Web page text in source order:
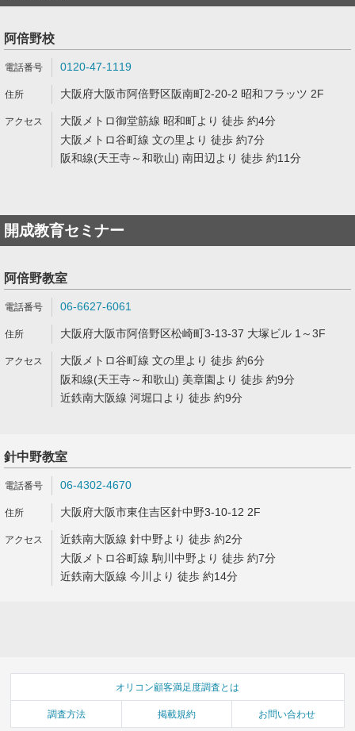
阿倍野校
0120-47-1119
大阪府大阪市阿倍野区阪南町2-20-2 昭和フラッツ 2F
大阪メトロ御堂筋線 昭和町より 徒歩 約4分
大阪メトロ谷町線 文の里より 徒歩 約7分
阪和線(天王寺～和歌山) 南田辺より 徒歩 約11分
開成教育セミナー
阿倍野教室
06-6627-6061
大阪府大阪市阿倍野区松崎町3-13-37 大塚ビル 1～3F
大阪メトロ谷町線 文の里より 徒歩 約6分
阪和線(天王寺～和歌山) 美章園より 徒歩 約9分
近鉄南大阪線 河堀口より 徒歩 約9分
針中野教室
06-4302-4670
大阪府大阪市東住吉区針中野3-10-12 2F
近鉄南大阪線 針中野より 徒歩 約2分
大阪メトロ谷町線 駒川中野より 徒歩 約7分
近鉄南大阪線 今川より 徒歩 約14分
オリコン顧客満足度調査とは
調査方法 掲載規約 お問い合わせ